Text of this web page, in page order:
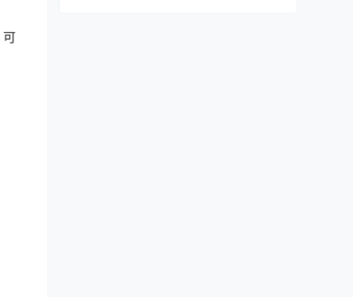
可